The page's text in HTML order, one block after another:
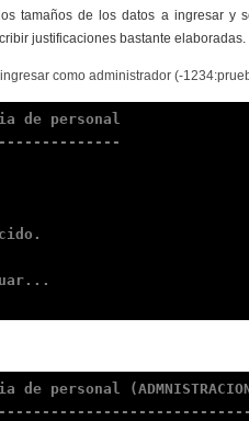
tamaños de los datos a ingresar y
justificaciones bastante elaboradas.
como administrador (-
de personal
personal